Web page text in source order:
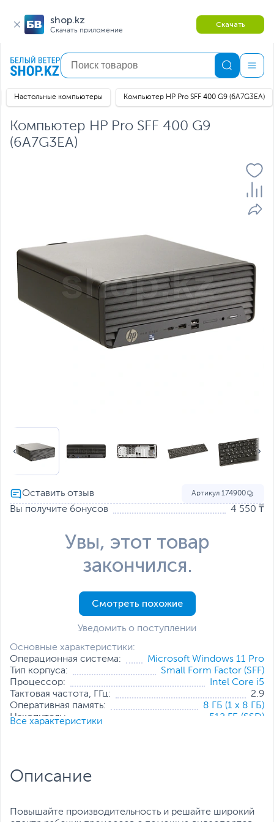
shop.kz
Скачать приложение
Скачать
Настольные компьютеры Компьютер HP Pro SFF 400 G9 (6A7G3EA)
Компьютер HP Pro SFF 400 G9
(6A7G3EA)
Основные характеристики:
Операционная система:
Microsoft Windows 11 Pro
Тип корпуса:
Small Form Factor (SFF)
Процессор:
Intel Core i5
Тактовая частота, ГГц:
2.9
Оперативная память:
8 ГБ (1 x 8 ГБ)
Накопитель:
512 ГБ (SSD)
Все характеристики
Все характеристики
Артикул 174900
Вы получите бонусов 4 550 ₸
Увы, этот товар
закончился.
Смотреть похожие
Уведомить о поступлении
Описание
Повышайте производительность и решайте широкий